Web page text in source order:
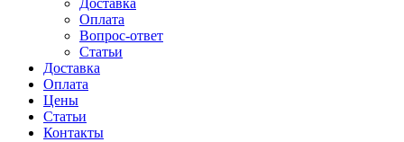
Доставка
Оплата
Вопрос-ответ
Статьи
Доставка
Оплата
Цены
Статьи
Контакты